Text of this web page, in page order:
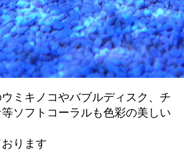
ミキノコやバブルディスク、チ
ソフトコーラルも色彩の美しい
ります